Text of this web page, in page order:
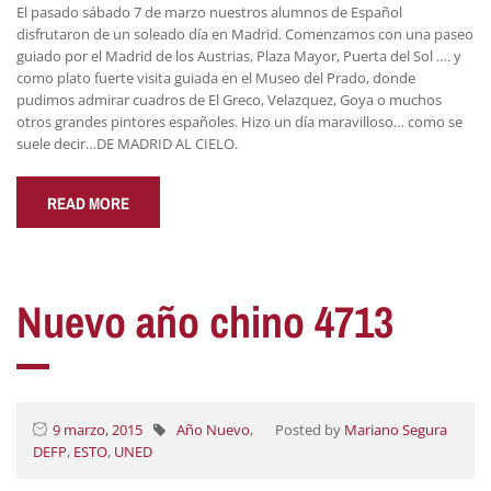
El pasado sábado 7 de marzo nuestros alumnos de Español
disfrutaron de un soleado día en Madrid. Comenzamos con una paseo
guiado por el Madrid de los Austrias, Plaza Mayor, Puerta del Sol …. y
como plato fuerte visita guiada en el Museo del Prado, donde
pudimos admirar cuadros de El Greco, Velazquez, Goya o muchos
otros grandes pintores españoles. Hizo un día maravilloso… como se
suele decir…DE MADRID AL CIELO.
READ MORE
Nuevo año chino 4713
9 marzo, 2015 Posted by Mariano Segura
Año Nuevo,
DEFP, ESTO, UNED